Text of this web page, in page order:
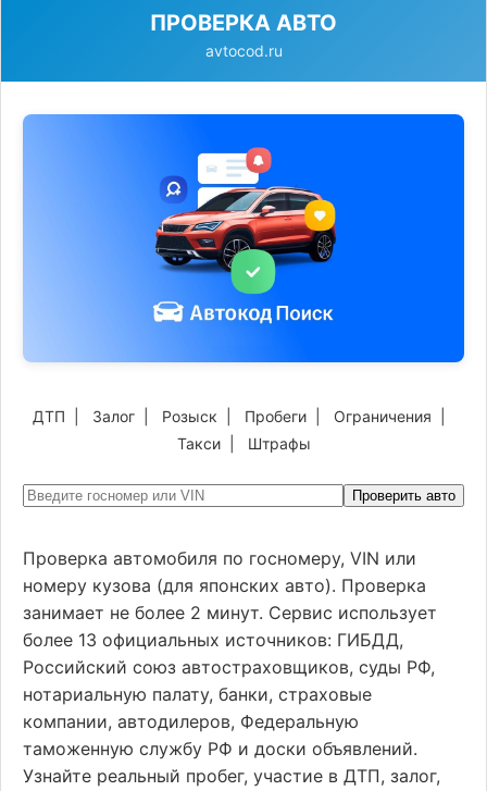
ПРОВЕРКА АВТО
avtocod.ru
ДТП Залог Розыск Пробеги Ограничения
Такси| Штрафы
Проверить авто
Проверка автомобиля по госномеру, VIN или
номеру кузова (для японских авто). Проверка
занимает не более 2 минут. Сервис использует
более 13 официальных источников: ГИБДД,
Российский союз автостраховщиков, суды РФ,
нотариальную палату, банки, страховые
компании, автодилеров, Федеральную
таможенную службу РФ и доски объявлений.
Узнайте реальный пробег, участие в ДТП, залог,